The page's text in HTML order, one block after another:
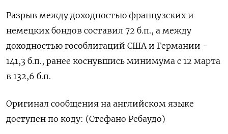
Разрыв между доходностью французских и
немецких бондов составил 72 б.п., а между
доходностью гособлигаций США и Германии -
141,3 б.п., ранее коснувшись минимума с 12 марта
в 132,6 б.п.
Оригинал сообщения на английском языке
доступен по коду: (Стефано Ребаудо)